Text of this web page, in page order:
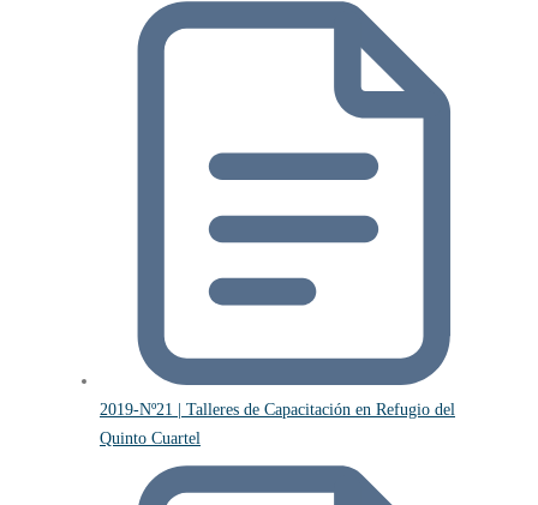
2019-Nº21 | Talleres de Capacitación en Refugio del
Quinto Cuartel